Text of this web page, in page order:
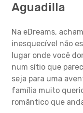
Aguadilla
Na eDreams,
inesquecível não
lugar onde você
num sítio que
seja para uma
família muito
romântico que